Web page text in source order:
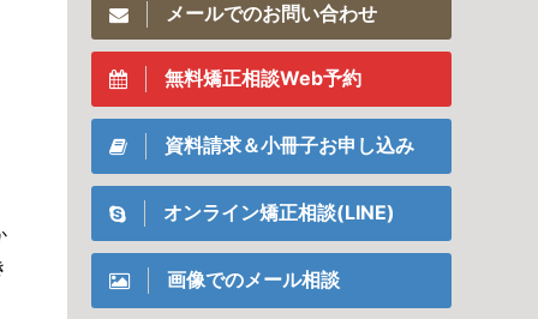
メールでのお問い合わせ
無料矯正相談Web予約
資料請求＆小冊子お申し込み
オンライン矯正相談(LINE)
画像でのメール相談